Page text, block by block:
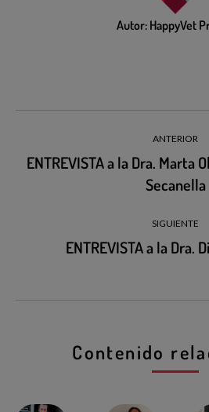
Autor:HappyVet
ANTERIOR
ENTREVISTA a la Dra. Marta
Secanella
SIGUIENTE
ENTREVISTA a la Dra.
Contenido